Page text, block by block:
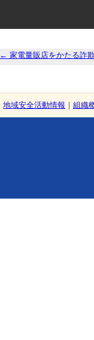
← 家電量販店をかたる詐
地域安全活動情報 ｜ 組織